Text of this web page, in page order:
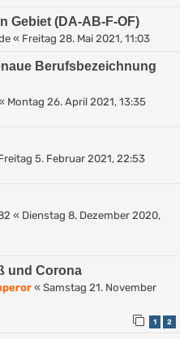
Gebiet (DA-AB-F-OF)
« Freitag 28. Mai 2021, 11:03
Berufsbezeichnung
Montag 26. April 2021, 13:35
5. Februar 2021, 22:53
« Dienstag 8. Dezember 2020,
und Corona
« Samstag 21. November
1 2